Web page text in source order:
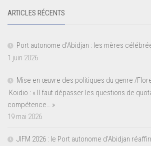
ARTICLES RÉCENTS
Port autonome d’Abidjan : les mères
1 juin 2026
Mise en œuvre des politiques du genre /
Koidio : « Il faut dépasser les questions de
compétence… »
19 mai 2026
JIFM 2026 : le Port autonome d’Abidjan